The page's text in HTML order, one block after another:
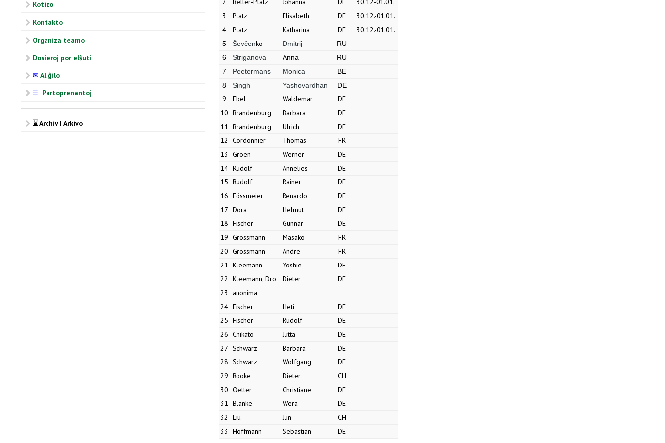
Kotizo
Kontakto
Organiza teamo
Dosieroj por elŝuti
✉ Aliĝilo
☰ Partoprenantoj
⌛ Archiv | Arkivo
2
Beller-Platz Johanna DE
30.12-01.01.
3
Platz Elisabeth DE
30.12.-01.01.
4
Platz Katharina DE 30.12.-01.01.
5 Ŝevĉenko Dmitrij
RU
6
Striganova Anna
RU
7
Peetermans Monica
BE
8
Singh Yashovardhan DE
9 Ebel Waldemar
DE
10 Brandenburg Barbara
DE
11 Brandenburg Ulrich
DE
12
Cordonnier Thomas
FR
13
Groen Werner
DE
14 Rudolf Annelies
DE
15 Rudolf Rainer
DE
16 Fössmeier Renardo
DE
17 Dora Helmut
DE
18 Fischer Gunnar
DE
19 Grossmann Masako
FR
20 Grossmann Andre
FR
21 Kleemann Yoshie
DE
22
Kleemann, Dro Dieter
DE
23
anonima
24 Fischer Heti
DE
25 Fischer Rudolf
DE
26 Chikato Jutta
DE
27 Schwarz Barbara
DE
28 Schwarz Wolfgang
DE
29 Rooke Dieter
CH
30 Oetter Christiane
DE
31 Blanke Wera
DE
32
Liu Jun
CH
33
Hoffmann Sebastian DE